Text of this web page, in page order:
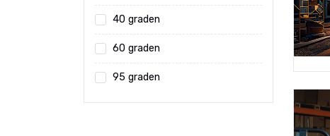
40 graden
60 graden
95 graden